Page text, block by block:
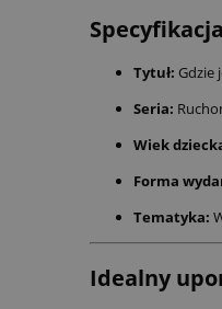
Tytuł: Gdzie
Seria:
Wiek
Forma
Tematyka:
Idealny